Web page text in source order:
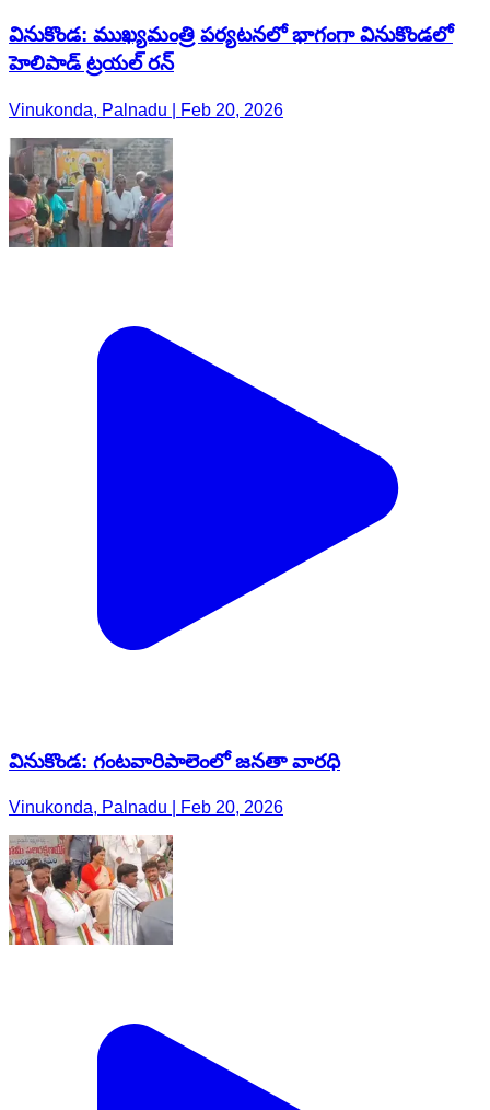
వినుకొండ: ముఖ్యమంత్రి పర్యటనలో భాగంగా వినుకొండలో
హెలిపాడ్ ట్రయల్ రన్
Vinukonda, Palnadu | Feb 20, 2026
వినుకొండ: గంటవారిపాలెంలో జనతా వారధి
Vinukonda, Palnadu | Feb 20, 2026